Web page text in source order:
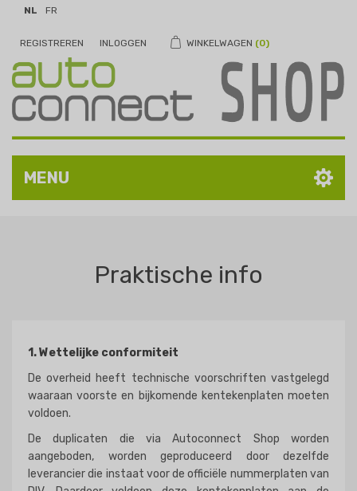
NL FR
REGISTREREN INLOGGEN WINKELWAGEN (0)
MENU
Praktische info
1. Wettelijke conformiteit
De overheid heeft technische voorschriften vastgelegd
waaraan voorste en bijkomende kentekenplaten moeten
voldoen.
De duplicaten die via Autoconnect Shop worden
aangeboden, worden geproduceerd door dezelfde
leverancier die instaat voor de officiële nummerplaten van